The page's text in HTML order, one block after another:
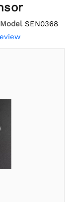
Model SEN0368